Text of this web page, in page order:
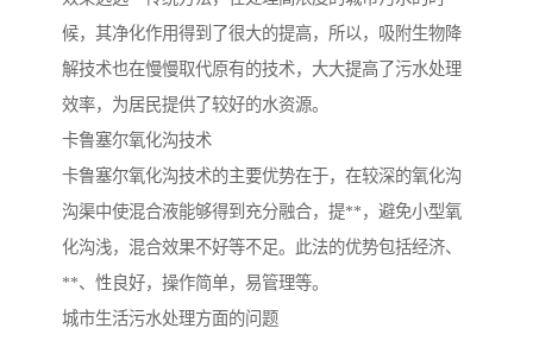
候，其净化作用得到了很大的提高，所以，吸附生物降
解技术也在慢慢取代原有的技术，大大提高了污水处理
效率，为居民提供了较好的水资源。
卡鲁塞尔氧化沟技术
卡鲁塞尔氧化沟技术的主要优势在于，在较深的氧化沟
沟渠中使混合液能够得到充分融合，提**，避免小型氧
化沟浅，混合效果不好等不足。此法的优势包括经济、
**、性良好，操作简单，易管理等。
城市生活污水处理方面的问题
淀粉污水处理设备 塑料污水处理设备
净水设备反渗透 奶制品加工污水处理设备
喷漆污水处理设备
家
屠宰场一体化污水处设备
生产厂家
餐厨垃圾污水处理设备
洗车污水处理设备 变电站污水处理设备
熟食厂污水处理设备